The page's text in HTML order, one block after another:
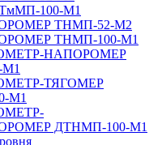
100-М1
ТНМП-52-М2
ТНМП-100-М1
НАПОРОМЕР
ТЯГОМЕР
М1
ДТНМП-100-М1